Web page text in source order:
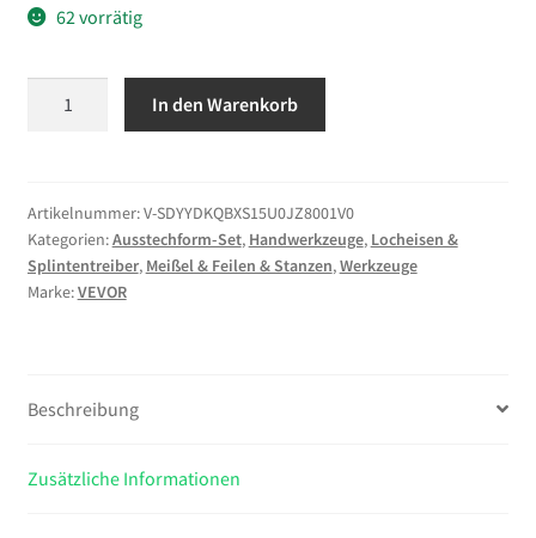
62 vorrätig
t
hydraulisches
Ausbrechset,
22,5
KO-
Lochherstellungswerkzeug,
In den Warenkorb
Artikelnummer:V-SDYYDKQBXS15U0JZ8001V0
Kategorien:Ausstechform-Set, Handwerkzeuge, Locheisen &
Splintentreiber, Meißel & Feilen & Stanzen,Werkzeuge
Marke:VEVOR
Beschreibung
Zusätzliche Informationen